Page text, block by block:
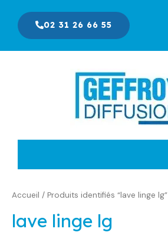
contenu
02 31 26 66 55
Accueil / Produits identifiés “lave linge lg”
lave linge lg